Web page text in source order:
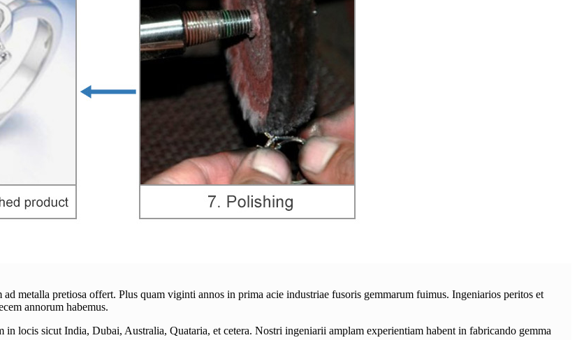
metalla pretiosa offert. Plus quam viginti annos in prima acie industriae fusoris gemmarum fuimus. Ingeniarios peritos et
annorum habemus.
locis sicut India, Dubai, Australia, Quataria, et cetera. Nostri ingeniarii amplam experientiam habent in fabricando gemma